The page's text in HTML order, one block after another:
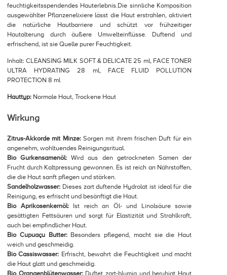
feuchtigkeitsspendendes Hauterlebnis.Die sinnliche Komposition
ausgewählter Pflanzenelixiere lässt die Haut erstrahlen, aktiviert
die natürliche Hautbarriere und schützt vor frühzeitiger
Hautalterung durch äußere Umwelteinflüsse. Duftend und
erfrischend, ist sie Quelle purer Feuchtigkeit.
Inhalt: CLEANSING MILK SOFT & DELICATE 25 ml, FACE TONER
ULTRA HYDRATING 28 ml, FACE FLUID POLLUTION
PROTECTION 8 ml
Hauttyp: Normale Haut, Trockene Haut
Wirkung
Zitrus-Akkorde mit Minze:Sorgen mit ihrem frischen Duft für ein
angenehm, wohltuendes Reinigungsritual.
Bio Gurkensamenöl: Wird aus den getrockneten Samen der
Frucht durch Kaltpressung gewonnen. Es ist reich an Nährstoffen,
die die Haut sanft pflegen und stärken.
Sandelholzwasser: Dieses zart duftende Hydrolat ist ideal für die
Reinigung, es erfrischt und besänftigt die Haut.
Bio Aprikosenkernöl:Ist reich an Öl- und Linolsäure sowie
gesättigten Fettsäuren und sorgt für Elastizität und Strahlkraft,
auch bei empfindlicher Haut.
Bio Cupuaçu Butter:Besonders pflegend, macht sie die Haut
weich und geschmeidig.
Bio Cassiswasser: Erfrischt, bewahrt die Feuchtigkeit und macht
die Haut glatt und geschmeidig.
Bio Orangenblütenwasser:Duftet zart-blumig und beruhigt Haut